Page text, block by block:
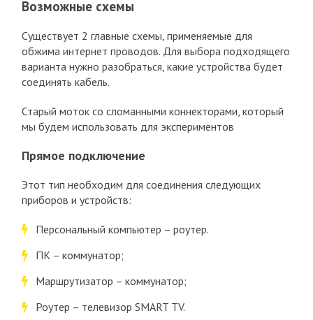
Возможные схемы
Существует 2 главные схемы, применяемые для
обжима интернет проводов. Для выбора подходящего
варианта нужно разобраться, какие устройства будет
соединять кабель.
Старый моток со сломанными коннекторами, который
мы будем использовать для экспериментов
Прямое подключение
Этот тип необходим для соединения следующих
приборов и устройств:
Персональный компьютер – роутер.
ПК – коммунатор;
Маршрутизатор – коммунатор;
Роутер – телевизор SMART TV.